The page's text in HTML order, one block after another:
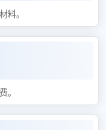
料。
。